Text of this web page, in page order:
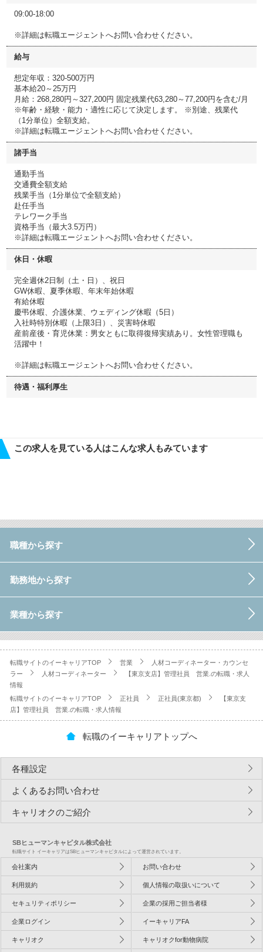
09:00-18:00
※詳細は転職エージェントへお問い合わせください。
給与
想定年収：320-500万円
基本給20～25万円
月給：268,280円～327,200円 固定残業代63,280～77,200円を含む/月
※年齢・経験・能力・適性に応じて決定します。 ※別途、残業代
（1分単位）全額支給。
※詳細は転職エージェントへお問い合わせください。
諸手当
通勤手当
交通費全額支給
残業手当（1分単位で全額支給）
赴任手当
テレワーク手当
資格手当（最大3.5万円）
※詳細は転職エージェントへお問い合わせください。
休日・休暇
完全週休2日制（土・日）、祝日
GW休暇、夏季休暇、年末年始休暇
有給休暇
慶弔休暇、介護休業、ウェディング休暇（5日）
入社時特別休暇（上限3日）、災害時休暇
産前産後・育児休業：男女ともに取得復帰実績あり。女性管理職も
活躍中！
※詳細は転職エージェントへお問い合わせください。
待遇・福利厚生
この求人を見ている人はこんな求人もみています
職種から探す
勤務地から探す
業種から探す
転職サイトのイーキャリアTOP 営業
人材コーディネーター・カウンセ
ラー
人材コーディネーター
【東京支店】管理社員 営業.の転職・求人
情報
転職サイトのイーキャリアTOP
正社員 正社員(東京都)
【東京支
店】管理社員 営業.の転職・求人情報
転職のイーキャリアトップへ
各種設定
よくあるお問い合わせ
キャリオクのご紹介
SBヒューマンキャピタル株式会社
転職サイト イーキャリアはSBヒューマンキャピタルによって運営されています。
会社案内 お問い合わせ
利用規約 個人情報の取扱いについて
セキュリティポリシー 企業の採用ご担当者様
企業ログイン イーキャリアFA
キャリオク キャリオクfor動物病院